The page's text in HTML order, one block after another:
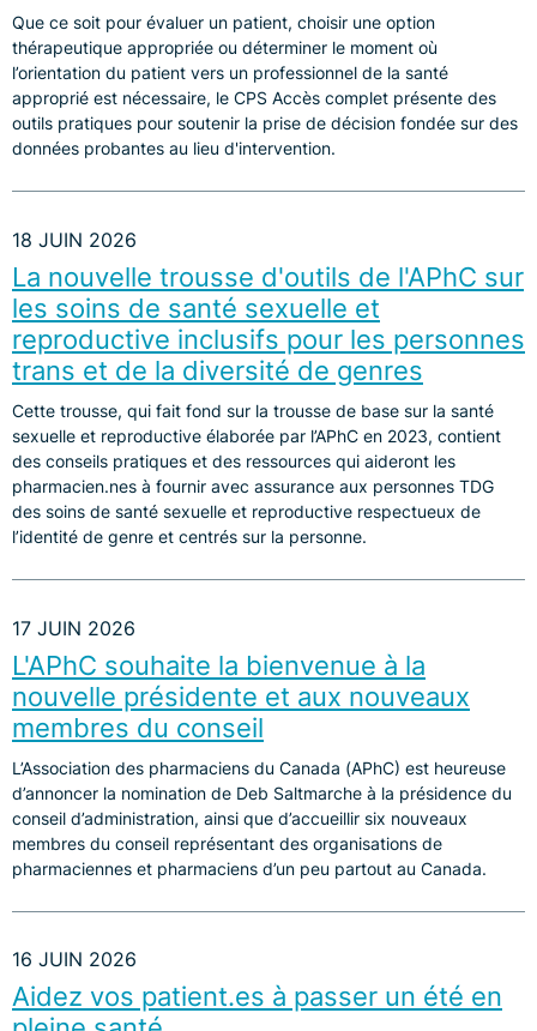
Que ce soit pour évaluer un patient, choisir une option
thérapeutique appropriée ou déterminer le moment où
l’orientation du patient vers un professionnel de la santé
approprié est nécessaire, le CPS Accès complet présente des
outils pratiques pour soutenir la prise de décision fondée sur des
données probantes au lieu d'intervention.
18 JUIN 2026
La nouvelle trousse d'outils de l'APhC sur
les soins de santé sexuelle et
reproductive inclusifs pour les personnes
trans et de la diversité de genres
Cette trousse, qui fait fond sur la trousse de base sur la santé
sexuelle et reproductive élaborée par l’APhC en 2023, contient
des conseils pratiques et des ressources qui aideront les
pharmacien.nes à fournir avec assurance aux personnes TDG
des soins de santé sexuelle et reproductive respectueux de
l’identité de genre et centrés sur la personne.
17 JUIN 2026
L'APhC souhaite la bienvenue à la
nouvelle présidente et aux nouveaux
membres du conseil
L’Association des pharmaciens du Canada (APhC) est heureuse
d’annoncer la nomination de Deb Saltmarche à la présidence du
conseil d’administration, ainsi que d’accueillir six nouveaux
membres du conseil représentant des organisations de
pharmaciennes et pharmaciens d’un peu partout au Canada.
16 JUIN 2026
Aidez vos patient.es à passer un été en